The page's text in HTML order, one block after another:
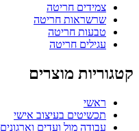
צמידים חריטה
שרשראות חריטה
טבעות חריטה
עגילים חריטה
קטגוריות מוצרים
ראשי
תכשיטים בעיצוב אישי
עבודה מול ועדים וארגונים